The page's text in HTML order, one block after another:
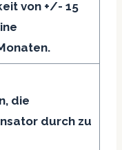
von +/- 15
die
durch zu